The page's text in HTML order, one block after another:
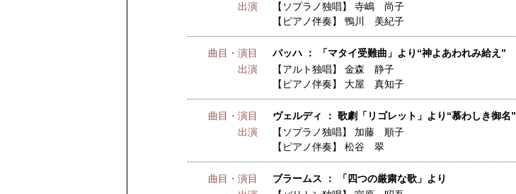
出演
【ソプラノ独唱】 寺嶋 尚子
【ピアノ伴奏】 鴨川 美紀子
曲目・演目
バッハ ： 「マタイ受難曲」より“神よあわれみ給え”
出演
【アルト独唱】 金森 静子
【ピアノ伴奏】 大屋 真知子
曲目・演目
ヴェルディ ： 歌劇「リゴレット」より“慕わしき御名”
出演
【ソプラノ独唱】 加藤 順子
【ピアノ伴奏】 松谷 翠
曲目・演目
ブラームス ： 「四つの厳粛な歌」より